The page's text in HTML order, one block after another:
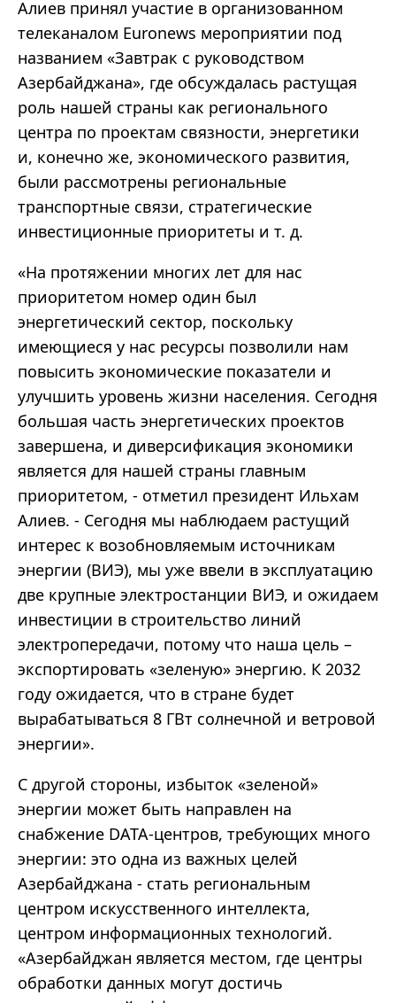
Алиев принял участие в организованном
телеканалом Euronews мероприятии под
названием «Завтрак с руководством
Азербайджана», где обсуждалась растущая
роль нашей страны как регионального
центра по проектам связности, энергетики
и, конечно же, экономического развития,
были рассмотрены региональные
транспортные связи, стратегические
инвестиционные приоритеты и т. д.
«На протяжении многих лет для нас
приоритетом номер один был
энергетический сектор, поскольку
имеющиеся у нас ресурсы позволили нам
повысить экономические показатели и
улучшить уровень жизни населения. Сегодня
большая часть энергетических проектов
завершена, и диверсификация экономики
является для нашей страны главным
приоритетом, - отметил президент Ильхам
Алиев. - Сегодня мы наблюдаем растущий
интерес к возобновляемым источникам
энергии (ВИЭ), мы уже ввели в эксплуатацию
две крупные электростанции ВИЭ, и ожидаем
инвестиции в строительство линий
электропередачи, потому что наша цель –
экспортировать «зеленую» энергию. К 2032
году ожидается, что в стране будет
вырабатываться 8 ГВт солнечной и ветровой
энергии».
С другой стороны, избыток «зеленой»
энергии может быть направлен на
снабжение DATA-центров, требующих много
энергии: это одна из важных целей
Азербайджана - стать региональным
центром искусственного интеллекта,
центром информационных технологий.
«Азербайджан является местом, где центры
обработки данных могут достичь